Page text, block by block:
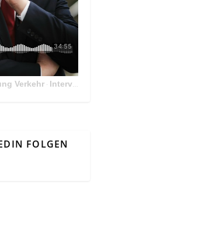
Verkehr· Interview Mit Andreas Matthä, CEO der ÖBB Holding
FOLGEN